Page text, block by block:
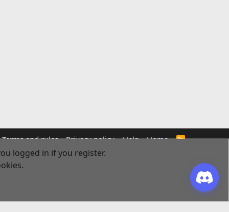
Terms and rules Privacy policy Help Home
R
logged in if you register.